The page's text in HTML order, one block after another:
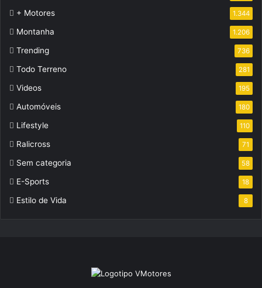
+ Motores 1.344
Montanha 1.206
Trending 736
Todo Terreno 281
Videos 195
Automóveis 180
Lifestyle 110
Ralicross 71
Sem categoria 58
E-Sports 18
Estilo de Vida 8